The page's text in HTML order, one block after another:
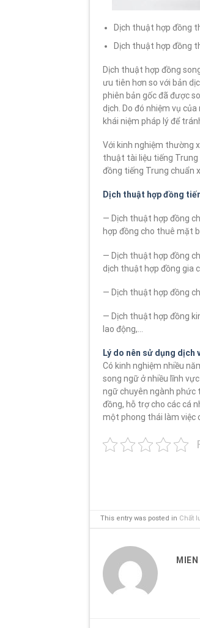
Dịch thuật hợp đồng
Dịch thuật hợp đồng
Dịch thuật hợp đồng
ưu tiên hơn so với bản
phiên bản gốc đã được
dịch. Do đó nhiệm vụ
khái niệm pháp lý để
Với kinh nghiệm thường
thuật tài liệu tiếng Trung
đồng tiếng Trung chuẩn
Dịch thuật hợp đồng
— Dịch thuật hợp đồng
hợp đồng cho thuê mặt
— Dịch thuật hợp đồng
dịch thuật hợp đồng gia
— Dịch thuật hợp đồng
— Dịch thuật hợp đồng
lao động,…
Lý do nên sử dụng
Có kinh nghiệm nhiều
song ngữ ở nhiều lĩnh
ngữ chuyên ngành phức
đồng, hỗ trợ cho các cá
một phong thái làm việc
This entry was posted in Chất
MIEN